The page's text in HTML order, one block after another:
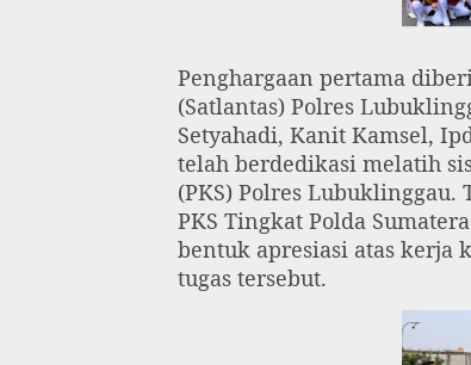
Penghargaan pertama
(Satlantas) Polres
Setyahadi, Kanit Kamsel,
telah berdedikasi melatih
(PKS) Polres
PKS Tingkat Polda
bentuk apresiasi atas kerja
tugas tersebut.